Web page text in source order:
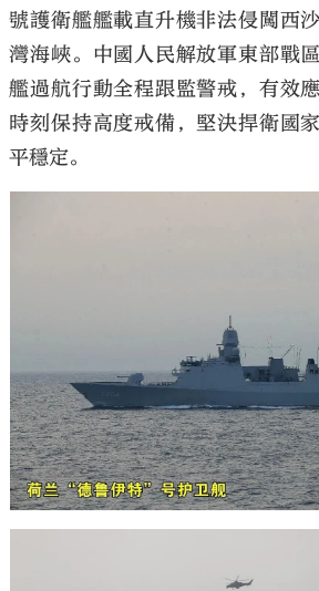
號護衛艦艦載直升機非法侵闖西
灣海峽。中國人民解放軍東部戰
艦過航行動全程跟監警戒，有效
時刻保持高度戒備，堅決捍衛國
平穩定。